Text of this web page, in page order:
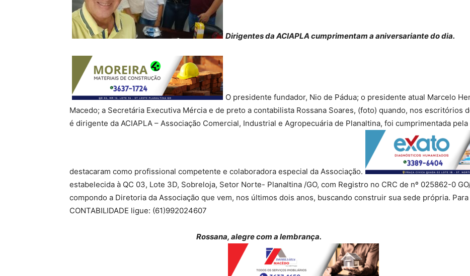
Dirigentes da ACIAPLA cumprimentam a aniversariante do dia.
O presidente fundador, Nio de Pádua; o presidente atual Marcelo
Macedo; a Secretária Executiva Mércia e de preto a contabilista Rossana Soares, (foto) quando, nos escritórios
é dirigente da ACIAPLA – Associação Comercial, Industrial e Agropecuária de Planaltina, foi cumprimentada
destacaram como profissional competente e colaboradora especial da Associação.
estabelecida à QC 03, Lote 3D, Sobreloja, Setor Norte- Planaltina /GO, com Registro no CRC de nº 025862-0
compondo a Diretoria da Associação que vem, nos últimos dois anos, buscando construir sua sede própria.
CONTABILIDADE ligue: (61)992024607
Rossana, alegre com a lembrança.